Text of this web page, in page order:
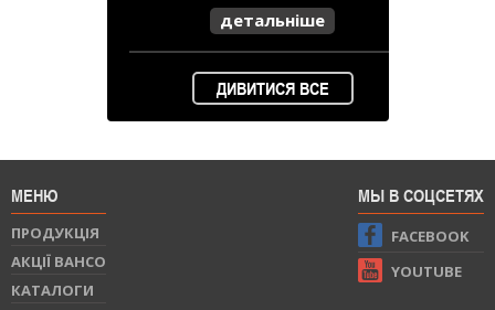
детальніше
ДИВИТИСЯ ВСЕ
МЕНЮ
ПРОДУКЦIЯ
АКЦІЇ BAHCO
КАТАЛОГИ
МЫ В СОЦСЕТЯХ
FACEBOOK
YOUTUBE